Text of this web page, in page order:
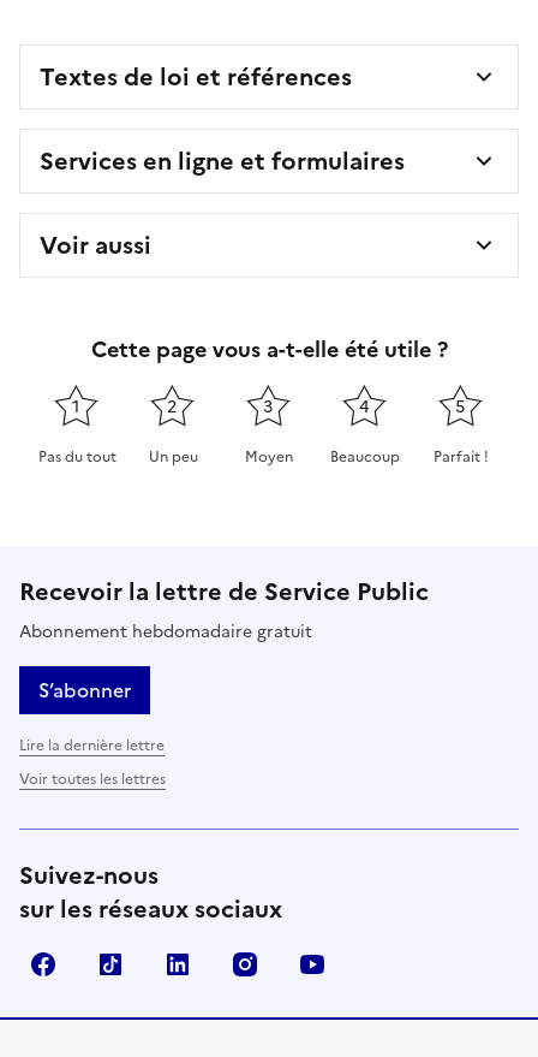
Textes de loi et références
Services en ligne et formulaires
Voir aussi
Cette page vous a-t-elle été utile ?
1
Pas du tout
2
Un peu
3
Moyen
4
Beaucoup
5
Parfait !
Recevoir la lettre de Service Public
Abonnement hebdomadaire gratuit
S’abonner
Lire la dernière lettre
Voir toutes les lettres
Suivez-nous
sur les réseaux sociaux
FacebookTikTok LinkedIn Instagram